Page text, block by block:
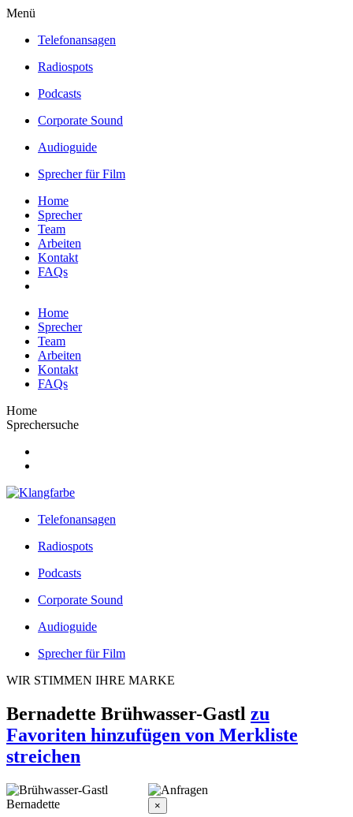
Menü
Telefonansagen
Radiospots
Podcasts
Corporate Sound
Audioguide
Sprecher für Film
Home
Sprecher
Team
Arbeiten
Kontakt
FAQs
Home
Sprecher
Team
Arbeiten
Kontakt
FAQs
Home
Sprechersuche
Telefonansagen
Radiospots
Podcasts
Corporate Sound
Audioguide
Sprecher für Film
WIR STIMMEN IHRE MARKE
Bernadette Brühwasser-Gastl zu
Favoriten hinzufügen von Merkliste
streichen
×